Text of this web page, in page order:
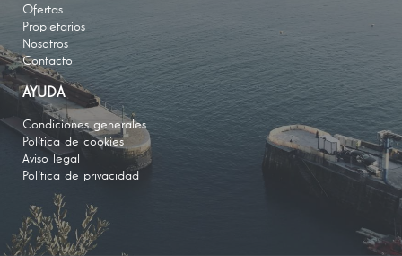
Ofertas
Propietarios
Nosotros
Contacto
AYUDA
Condiciones generales
Política de cookies
Aviso legal
Política de privacidad